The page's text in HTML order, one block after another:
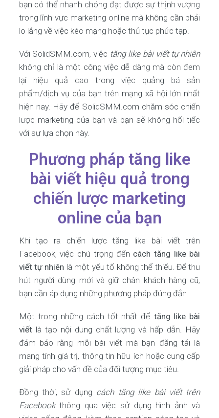
bạn có thể nhanh chóng đạt được sự thịnh vượng
trong lĩnh vực marketing online mà không cần phải
lo lắng về việc kéo mạng hoặc thủ tục phức tạp.
Với SolidSMM.com, việc tăng like bài viết tự nhiên
không chỉ là một công việc dễ dàng mà còn đem
lại hiệu quả cao trong việc quảng bá sản
phẩm/dịch vụ của bạn trên mạng xã hội lớn nhất
hiện nay. Hãy để SolidSMM.com chăm sóc chiến
lược marketing của bạn và bạn sẽ không hối tiếc
với sự lựa chọn này.
Phương pháp tăng like
bài viết hiệu quả trong
chiến lược marketing
online của bạn
Khi tạo ra chiến lược tăng like bài viết trên
Facebook, việc chú trọng đến cách tăng like bài
viết tự nhiên là một yếu tố không thể thiếu. Để thu
hút người dùng mới và giữ chân khách hàng cũ,
bạn cần áp dụng những phương pháp đúng đắn.
Một trong những cách tốt nhất để tăng like bài
viếtlà tạo nội dung chất lượng và hấp dẫn. Hãy
đảm bảo rằng mỗi bài viết mà bạn đăng tải là
mang tính giá trị, thông tin hữu ích hoặc cung cấp
giải pháp cho vấn đề của đối tượng mục tiêu.
Đồng thời, sử dụng cách tăng like bài viết trên
Facebookthông qua việc sử dụng hình ảnh và